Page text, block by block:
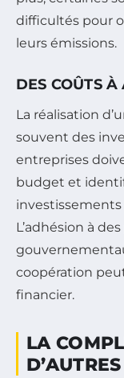
difficultés pour
leurs émissions.
DES COÛTS
La réalisation
souvent des
entreprises
budget et
investissements
L’adhésion à
coopération
financier.
LA